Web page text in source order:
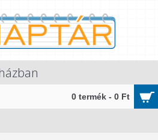
0 termék - 0 Ft